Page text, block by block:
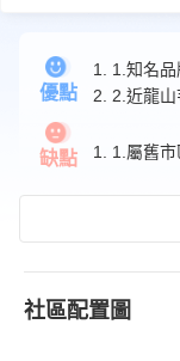
優點
1. 1.知名
2. 2.近龍
缺點 1. 1.屬舊
社區配置圖